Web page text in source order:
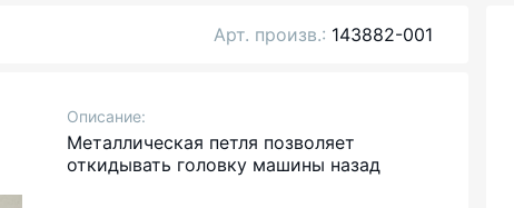
Арт. произв.: 143882-001
Описание:
Металлическая петля позволяет
откидывать головку машины назад